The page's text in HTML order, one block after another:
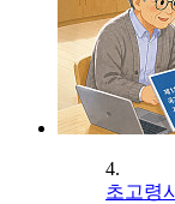
4.
초고령